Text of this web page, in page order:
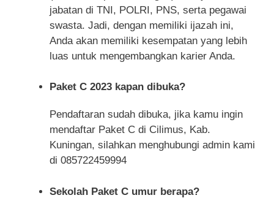
jabatan di TNI, POLRI, PNS, serta pegawai
swasta. Jadi, dengan memiliki ijazah ini,
Anda akan memiliki kesempatan yang lebih
luas untuk mengembangkan karier Anda.
Paket C 2023 kapan dibuka?
Pendaftaran sudah dibuka, jika kamu ingin
mendaftar Paket C di Cilimus, Kab.
Kuningan, silahkan menghubungi admin kami
di 085722459994
Sekolah Paket C umur berapa?